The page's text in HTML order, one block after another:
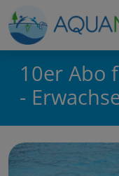
10er Abo
-